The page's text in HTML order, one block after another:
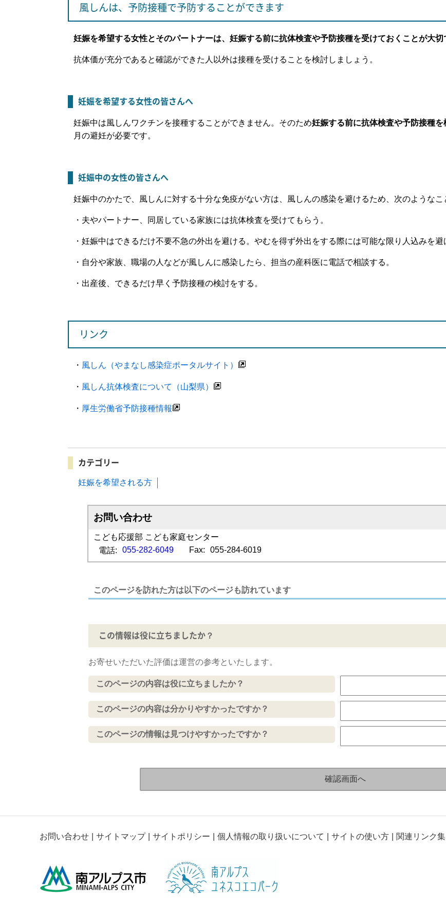
風しんは、予防接種で予防することができます
妊娠を希望する女性とそのパートナーは、妊娠する前に抗体検査や予防接種を受けておくことが大切
抗体価が充分であると確認ができた人以外は接種を受けることを検討しましょう。
妊娠を希望する女性の皆さんへ
妊娠中は風しんワクチンを接種することができません。そのため妊娠する前に抗体検査や予防接種
月の避妊が必要です。
妊娠中の女性の皆さんへ
妊娠中のかたで、風しんに対する十分な免疫がない方は、風しんの感染を避けるため、次のようなこ
・夫やパートナー、同居している家族には抗体検査を受けてもらう。
・妊娠中はできるだけ不要不急の外出を避ける。やむを得ず外出をする際には可能な限り人込みを
・自分や家族、職場の人などが風しんに感染したら、担当の産科医に電話で相談する。
・出産後、できるだけ早く予防接種の検討をする。
リンク
・ 風しん（やまなし感染症ポータルサイト）
・ 風しん抗体検査について（山梨県）
・ 厚生労働省予防接種情報
カテゴリー
妊娠を希望される方
お問い合わせ
こども応援部 こども家庭センター
電話:
055-282-6049 Fax: 055-284-6019
このページを訪れた方は以下のページも訪れています
この情報は役に立ちましたか？
お寄せいただいた評価は運営の参考といたします。
このページの内容は役に立ちましたか？
このページの内容は分かりやすかったですか？
このページの情報は見つけやすかったですか？
お問い合わせ サイトマップ サイトポリシー 個人情報の取り扱いについて サイトの使い方 関連リンク集